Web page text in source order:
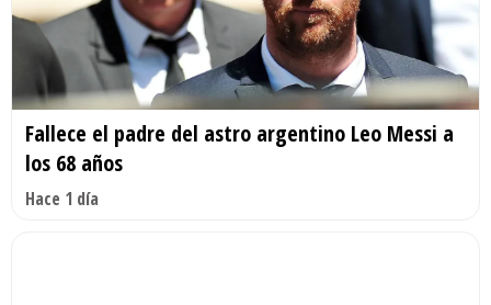
Fallece el padre del astro argentino Leo Messi a
los 68 años
Hace 1 día